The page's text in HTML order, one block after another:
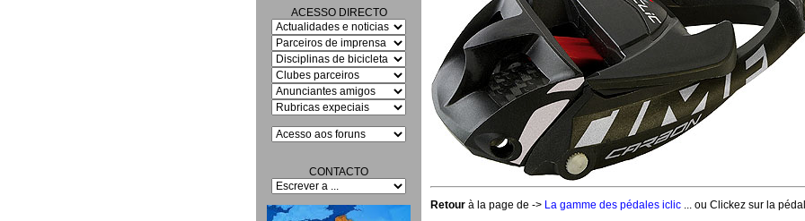
ACESSO DIRECTO
CONTACTO
Retour à la page de -> La gamme des pédales iclic ... ou Clickez sur la